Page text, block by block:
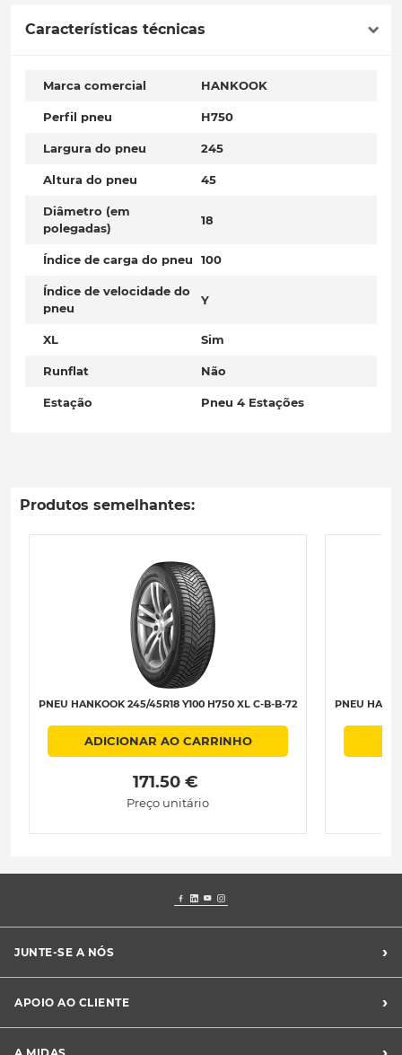
Características técnicas
Marca comercial HANKOOK
Perfil pneu H750
Largura do pneu 245
Altura do pneu 45
Diâmetro (em
polegadas)
18
Índice de carga do pneu 100
Índice de velocidade do
pneu
Y
XL Sim
Runflat Não
Estação Pneu 4 Estações
Produtos semelhantes:
PNEU HANKOOK 245/45R18 Y100 H750 XL C-B-B-72
ADICIONAR AO CARRINHO
171.50 €
Preço unitário
PNEU
JUNTE-SE A NÓS ›
Franchising Midas
APOIO AO CLIENTE ›